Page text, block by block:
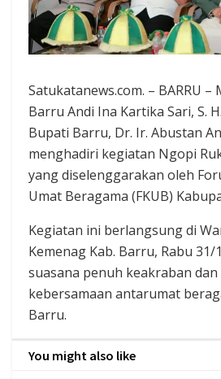
Satukatanews.com. – BARRU
Barru Andi Ina Kartika Sari, S.
Bupati Barru, Dr. Ir. Abustan
menghadiri kegiatan Ngopi
yang diselenggarakan oleh
Umat Beragama (FKUB)
Kegiatan ini berlangsung di
Kemenag Kab. Barru, Rabu 31/
suasana penuh keakraban
kebersamaan antarumat
Barru.
You might also like